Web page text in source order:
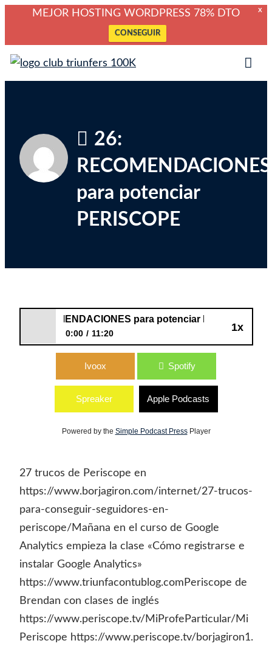
X
MEJOR HOSTING WORDPRESS 78% DTO
CONSEGUIR
Saltar
Club Triunfers
Club de Emprendedores Online
26:
RECOMENDACIONES
para potenciar
PERISCOPE
1x
26: RECOMENDACIONES para potenciar PERISCOPE
0:00 11:20
26: RECOMENDACIONES para potenciar
Ivoox Spotify
Spreaker Apple Podcasts
Powered by the Simple Podcast PressPlayer
27 trucos de Periscope en
https://www.borjagiron.com/internet/27-trucos-
para-conseguir-seguidores-en-
periscope/Mañana en el curso de Google
Analytics empieza la clase «Cómo registrarse e
instalar Google Analytics»
https://www.triunfacontublog.comPeriscope de
Brendan con clases de inglés
https://www.periscope.tv/MiProfeParticular/Mi
Periscope https://www.periscope.tv/borjagiron1.